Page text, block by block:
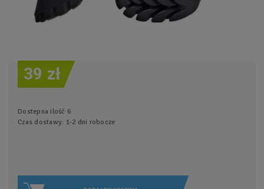
39 zł
Dostepna ilość 6
Czas dostawy: 1-2 dni robocze